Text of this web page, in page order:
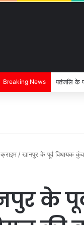
Breaking News गंगाजल ले
क्राइम /खानपुर के पूर्व विधायक
के